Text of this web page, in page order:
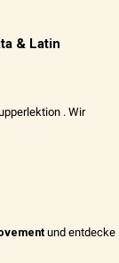
& Latin
. Wir
und entdecke